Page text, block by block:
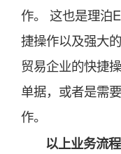
作。 这也是理泊
捷操作以及强大
贸易企业的快捷
单据，或者是需
作。
以上业务流程